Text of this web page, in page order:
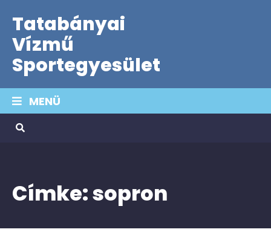
Tatabányai
Vízmű
Sportegyesület
MENÜ
Címke:sopron